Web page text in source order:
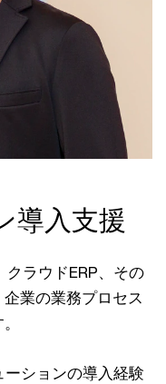
導入支援
クラウドERP、その
業の業務プロセス
ションの導入経験